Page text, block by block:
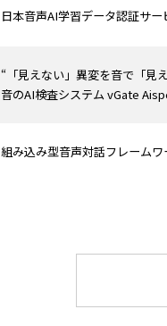
日本音声AI学習データ認証サ
“「見えない」異変を音で「見
音のAI検査システム vGate
組み込み型音声対話フレーム